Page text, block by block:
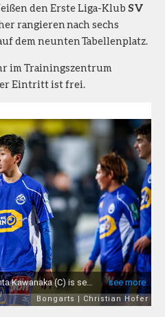
den Erste Liga-Klub SV
rangieren nach sechs
dem neunten Tabellenplatz.
im Trainingszentrum
Eintritt ist frei.